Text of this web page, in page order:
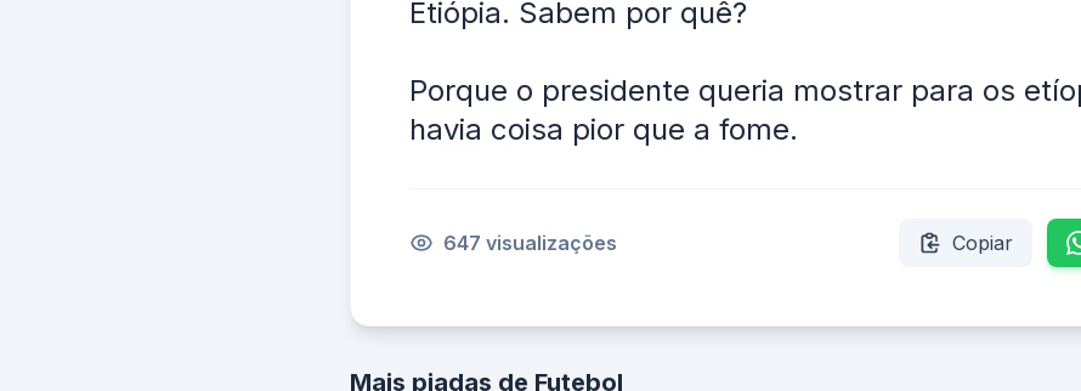
Etiópia. Sabem por quê?
Porque o presidente queria mostrar para os
havia coisa pior que a fome.
647 visualizações Copiar
Mais piadas de Futebol